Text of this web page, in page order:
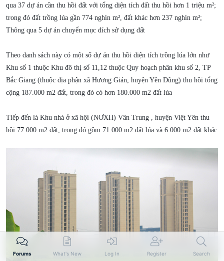
qua 37 dự án cần thu hồi đất với tổng diện tích đất thu hồi hơn 1 triệu m²;
trong đó đất trồng lúa gần 774 nghìn m², đất khác hơn 237 nghìn m²;
Thông qua 5 dự án chuyển mục đích sử dụng đất
Theo danh sách này có một số dự án thu hồi diện tích trồng lúa lớn như
Khu số 1 thuộc Khu đô thị số 11,12 thuộc Quy hoạch phân khu số 2, TP
Bắc Giang (thuộc địa phận xã Hương Gián, huyện Yên Dũng) thu hồi tổng
cộng 187.000 m2 đất, trong đó có hơn 180.000 m2 đất lúa
Tiếp đến là Khu nhà ở xã hội (NƠXH) Vân Trung , huyện Việt Yên thu
hồi 77.000 m2 đất, trong đó gồm 71.000 m2 đất lúa và 6.000 m2 đất khác
Forums What's New Log In Register Search